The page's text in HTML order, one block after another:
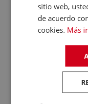
Altavoces
Radios CD /
Altavoces
Inalambricos
Equipos de
Relojes y Pulseras
Deportivas
sitio web,
de acuerdo
cookies. Más